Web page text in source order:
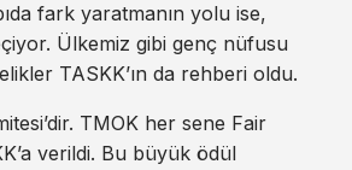
fark yaratmanın yolu ise,
Ülkemiz gibi genç nüfusu
TASKK’ın da rehberi oldu.
TMOK her sene Fair
verildi. Bu büyük ödül